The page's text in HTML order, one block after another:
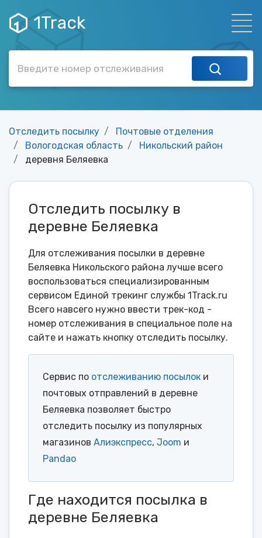
1Track
Отследить посылку
Почтовые отделения
Вологодская область
Никольский район
деревня Беляевка
Отследить посылку в
деревне Беляевка
Для отслеживания посылки в деревне
Беляевка Никольского района лучше всего
воспользоваться специализированным
сервисом Единой трекинг службы 1Track.ru
Всего навсего нужно ввести трек-код -
номер отслеживания в специальное поле на
сайте и нажать кнопку отследить посылку.
Сервис по отслеживанию посылок и
почтовых отправлений в деревне
Беляевка позволяет быстро
отследить посылку из популярных
магазинов Алиэкспресс, Joom и
Pandao
Где находится посылка в
деревне Беляевка